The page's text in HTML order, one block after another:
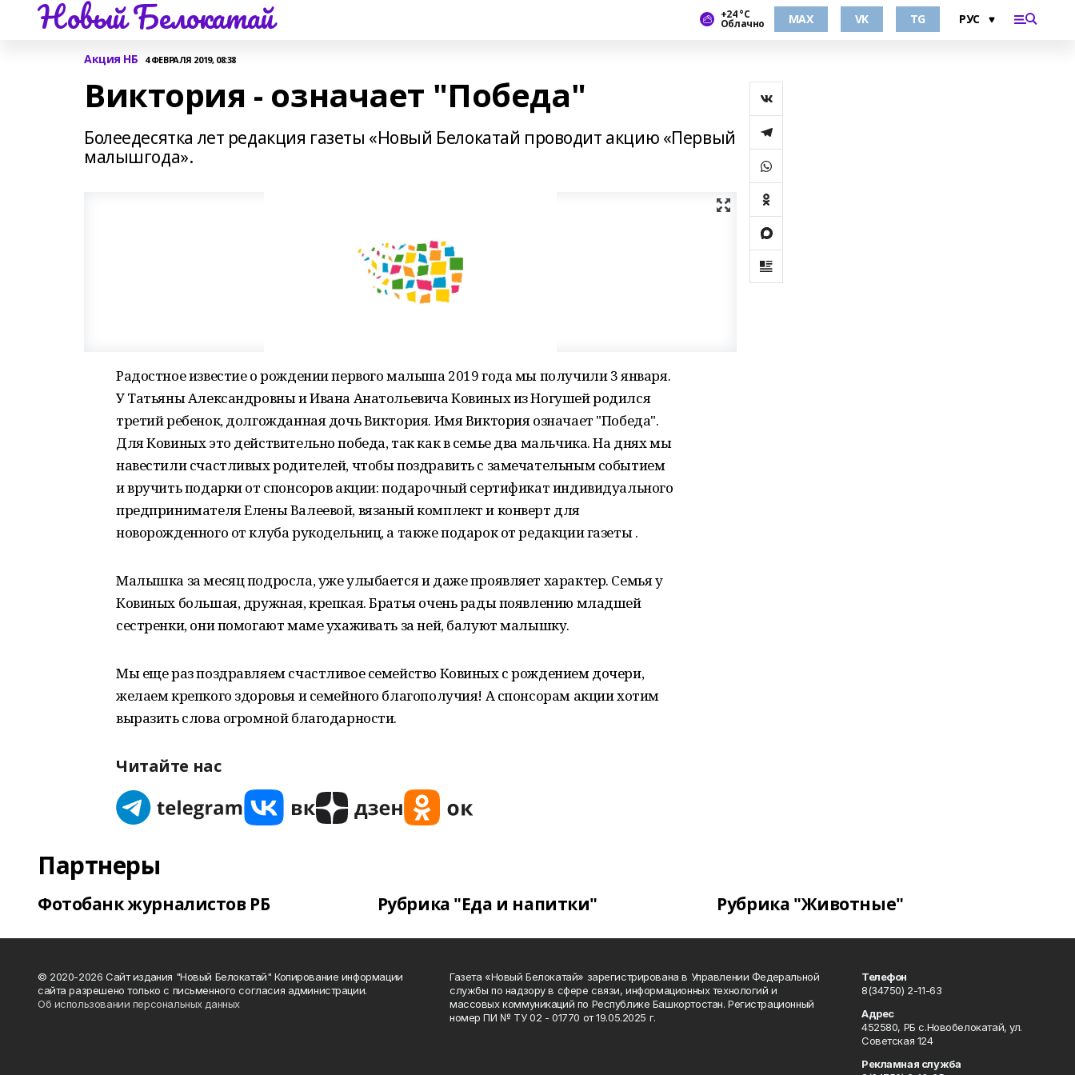
Новый Белокатай +24 °С
Облачно MAX VK TG
Акция НБ 4 ФЕВРАЛЯ 2019, 08:38
Виктория - означает "Победа"
Болеедесятка лет редакция газеты «Новый Белокатай проводит акцию «Первый
малышгода».
Радостное известие о рождении первого малыша 2019 года мы получили 3 января.
У Татьяны Александровны и Ивана Анатольевича Ковиных из Ногушей родился
третий ребенок, долгожданная дочь Виктория. Имя Виктория означает "Победа".
Для Ковиных это действительно победа, так как в семье два мальчика. На днях мы
навестили счастливых родителей, чтобы поздравить с замечательным событием
и вручить подарки от спонсоров акции: подарочный сертификат индивидуального
предпринимателя Елены Валеевой, вязаный комплект и конверт для
новорожденного от клуба рукодельниц, а также подарок от редакции газеты .
Малышка за месяц подросла, уже улыбается и даже проявляет характер. Семья у
Ковиных большая, дружная, крепкая. Братья очень рады появлению младшей
сестренки, они помогают маме ухаживать за ней, балуют малышку.
Мы еще раз поздравляем счастливое семейство Ковиных с рождением дочери,
желаем крепкого здоровья и семейного благополучия! А спонсорам акции хотим
выразить слова огромной благодарности.
Читайте нас
Партнеры
Фотобанк журналистов РБ Рубрика "Еда и напитки" Рубрика "Животные"
© 2020-2026 Сайт издания "Новый Белокатай" Копирование информации
сайта разрешено только с письменного согласия администрации.
Об использовании персональных данных
Газета «Новый Белокатай» зарегистрирована в Управлении Федеральной
службы по надзору в сфере связи, информационных технологий и
массовых коммуникаций по Республике Башкортостан. Регистрационный
номер ПИ № ТУ 02 - 01770 от 19.05.2025 г.
Телефон
8(34750) 2-11-63
Адрес
452580, РБ с.Новобелокатай, ул.
Советская 124
Рекламная служба